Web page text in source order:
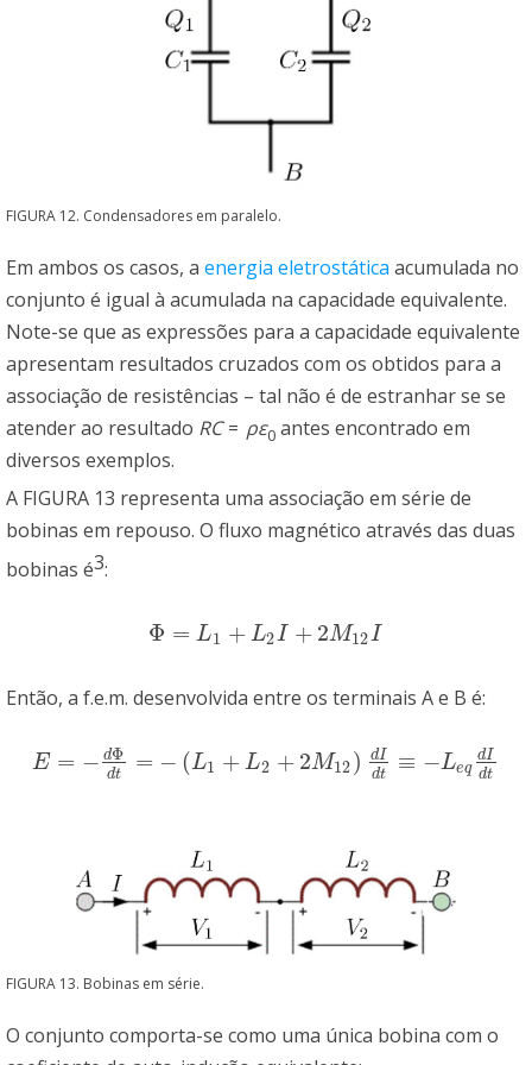
FIGURA 12. Condensadores em paralelo.
Em ambos os casos, a energia eletrostática acumulada no
conjunto é igual à acumulada na capacidade equivalente.
Note-se que as expressões para a capacidade equivalente
apresentam resultados cruzados com os obtidos para a
associação de resistências – tal não é de estranhar se se
atender ao resultado RC = ρε0 antes encontrado em
diversos exemplos.
A FIGURA 13 representa uma associação em série de
bobinas em repouso. O fluxo magnético através das duas
bobinas é3:
Φ = L1 + L2I + 2M12I
Φ =L1+L 2I+ 2M12I
Então, a f.e.m. desenvolvida entre os terminais A e B é:
E = − dΦ
dt = − (L1 + L2 + 2M12) dI
dt ≡ −Leq
dI
dt
E= −d Φdt=− L1 +L 2+2 M12)dI dt≡−LeqdI dt
FIGURA 13. Bobinas em série.
O conjunto comporta-se como uma única bobina com o